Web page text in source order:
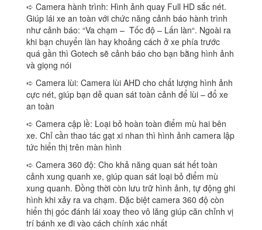
➪ Camera hành trình: Hình ảnh quay Full HD sắc nét.
Giúp lái xe an toàn với chức năng cảnh báo hành trình
như cảnh báo: “Va chạm – Tốc độ – Lấn làn“. Ngoài ra
khi bạn chuyển làn hay khoảng cách ở xe phía trước
quá gần thì Gotech sẽ cảnh báo cho bạn bằng hình ảnh
và giọng nói
➪ Camera lùi: Camera lùi AHD cho chất lượng hình ảnh
cực nét, giúp bạn dễ quan sát toàn cảnh để lùi – đổ xe
an toàn
➪ Camera cập lề: Loại bỏ hoàn toàn điểm mù hai bên
xe. Chỉ cần thao tác gạt xi nhan thì hình ảnh camera lập
tức hiển thị trên màn hình
➪ Camera 360 độ: Cho khả năng quan sát hết toàn
cảnh xung quanh xe, giúp quan sát loại bỏ điểm mù
xung quanh. Đồng thời còn lưu trữ hình ảnh, tự động ghi
hình khi xảy ra va chạm. Đặc biệt camera 360 độ còn
hiển thị góc đánh lái xoay theo vô lăng giúp căn chỉnh vị
trí bánh xe đi vào cách chính xác nhất